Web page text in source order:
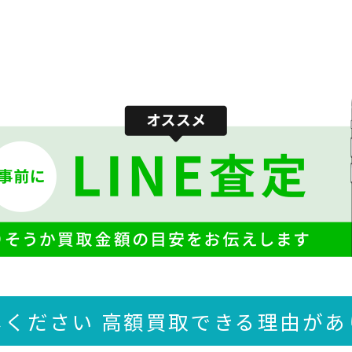
ださい 高額買取できる 理由が